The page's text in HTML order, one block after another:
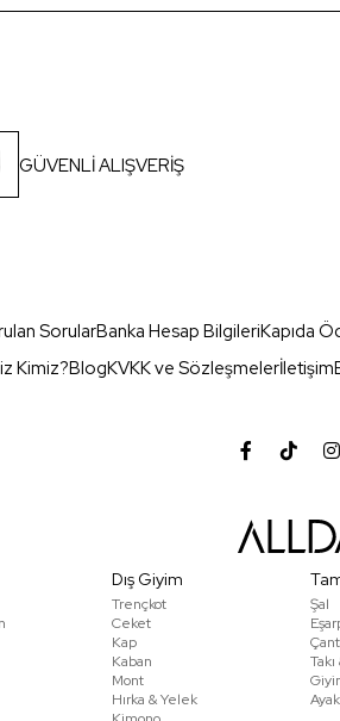
GÜVENLİ ALIŞVERİŞ
SorularBanka Hesap BilgileriKapıda
Kimiz?BlogKVKK ve Sözleşmelerİletişim
Dış Giyim
Trençkot
Ceket
Kap
Kaban
Mont
Hırka & Yelek
Şal